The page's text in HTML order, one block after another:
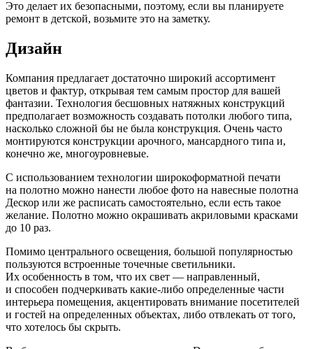
Это делает их безопасными, поэтому, если вы планируете
ремонт в детской, возьмите это на заметку.
Дизайн
Компания предлагает достаточно широкий ассортимент
цветов и фактур, открывая тем самым простор для вашей
фантазии. Технология бесшовных натяжных конструкций
предполагает возможность создавать потолки любого типа,
насколько сложной бы не была конструкция. Очень часто
монтируются конструкции арочного, мансардного типа и,
конечно же, многоуровневые.
С использованием технологии широкоформатной печати
на полотно можно нанести любое фото на навесные полотна
Дескор или же расписать самостоятельно, если есть такое
желание. Полотно можно окрашивать акриловыми красками
до 10 раз.
Помимо центрального освещения, большой популярностью
пользуются встроенные точечные светильники.
Их особенность в том, что их свет — направленный,
и способен подчеркивать какие-либо определенные части
интерьера помещения, акцентировать внимание посетителей
и гостей на определенных объектах, либо отвлекать от того,
что хотелось бы скрыть.